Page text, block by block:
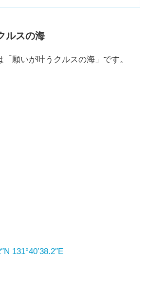
ルスの海
願いが叶うクルスの海」です。
131°40’38.2″E